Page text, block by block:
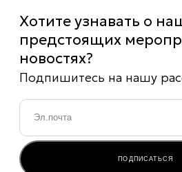
Хотите узнавать о
предстоящих
новостях?
Подпишитесь на нашу
Email
ПОДПИСАТЬСЯ